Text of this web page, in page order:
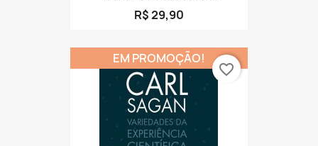
R$ 29,90
EM PROMOÇÃO!
favorite_border